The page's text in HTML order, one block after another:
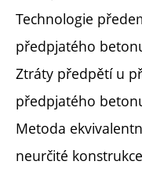
Technologie
předpjatého
Ztráty předpětí u
předpjatého
Metoda
neurčité